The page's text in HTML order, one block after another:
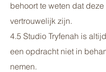
behoort te weten dat
vertrouwelijk zijn.
4.5 Studio Tryfenah is
een opdracht niet in
nemen.